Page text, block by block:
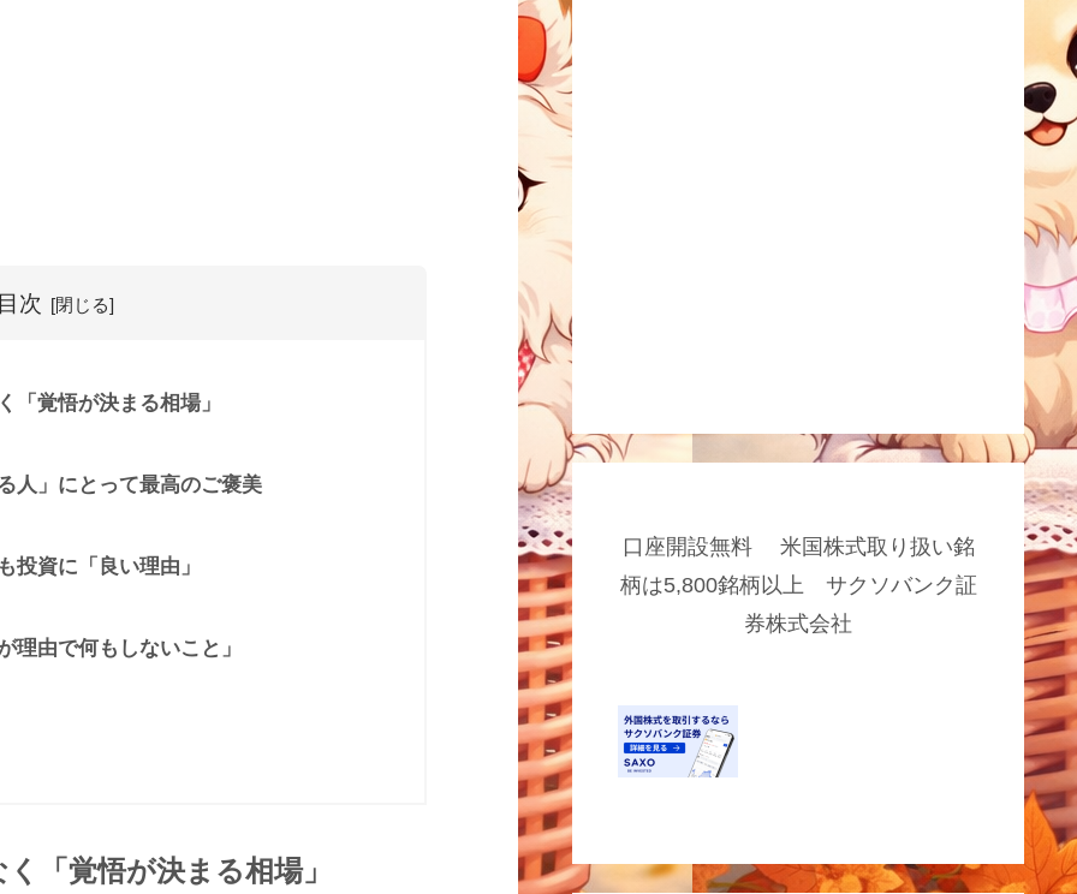
次
「覚悟が決まる相場」
人」にとって最高のご褒美
投資に「良い理由」
理由で何もしないこと」
「覚悟が決まる相場」
口座開設無料 米国株式取り扱い銘
柄は5,800銘柄以上 サクソバンク証
券株式会社